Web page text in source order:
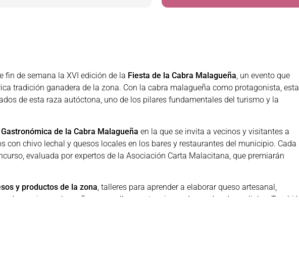
fin de semana la XVI edición de la Fiesta de la Cabra Malagueña, un evento que
tradición ganadera de la zona. Con la cabra malagueña como protagonista, esta
de esta raza autóctona, uno de los pilares fundamentales del turismo y la
Gastronómica de la Cabra Malagueña en la que se invita a vecinos y visitantes a
con chivo lechal y quesos locales en los bares y restaurantes del municipio. Cada
evaluada por expertos de la Asociación Carta Malacitana, que premiarán
y productos de la zona, talleres para aprender a elaborar queso artesanal,
caprino malagueño, pasacalles y actuaciones de pandas de verdiales. También